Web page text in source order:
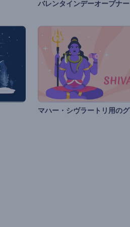
バレンタインデーオープナー